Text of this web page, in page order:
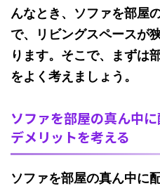
んなとき、ソファを部屋
で、リビングスペースが
ります。そこで、まずは
をよく考えましょう。
ソファを部屋の真ん中
デメリットを考える
ソファを部屋の真ん中に